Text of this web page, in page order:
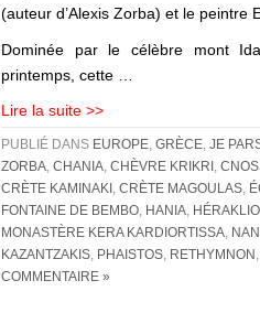
(auteur d’Alexis Zorba) et le peintre
Dominée par le célèbre mont
printemps, cette …
Lire la suite >>
PUBLIÉ DANS EUROPE GRÈCE JE
ZORBA CHANIA CHÈVRE KRIKRI
CRÈTE KAMINAKI
CRÈTE MAGOULAS
FONTAINE DE BEMBO
HANIA
MONASTÈRE KERA KARDIORTISSA
KAZANTZAKIS
PHAISTOS RETHYMNON
COMMENTAIRE »